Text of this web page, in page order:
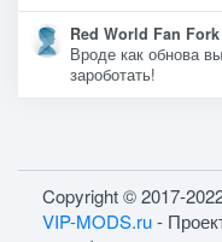
Red World Fan Fork
Вроде как обнова
зароботать!
Copyright © 2017-
VIP-MODS.ru-